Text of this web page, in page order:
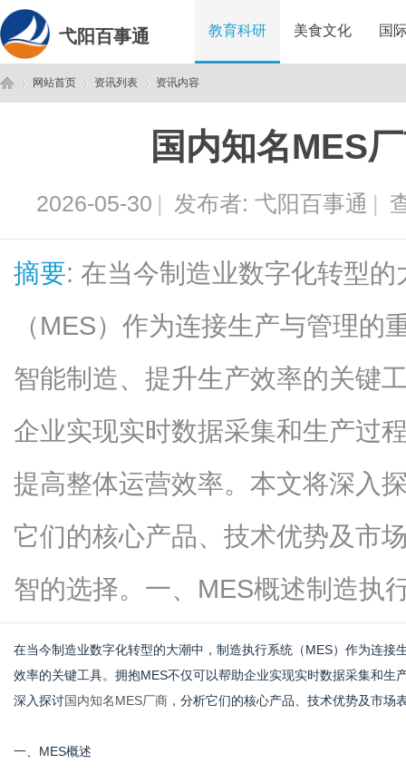
弋阳百事通 教育科研 美食文化 国
网站首页 资讯列表 资讯内容
国内知名MES
2026-05-30 | 发布者: 弋阳百事通 |
摘要: 在当今制造业数字化转型
（MES）作为连接生产与管理
智能制造、提升生产效率的关键
企业实现实时数据采集和生产过
提高整体运营效率。本文将深入
它们的核心产品、技术优势及市
智的选择。一、MES概述制造执
在当今制造业数字化转型的大潮中，制造执行系统（MES）作为连
效率的关键工具。拥抱MES不仅可以帮助企业实现实时数据采集和
深入探讨国内知名MES厂商 ，分析它们的核心产品、技术优势及市
一、MES概述